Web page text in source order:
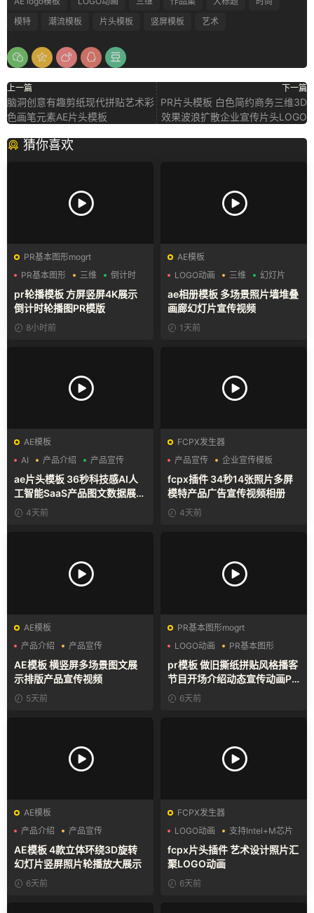
模特
潮流模板 片头模板 竖屏模板 艺术
上一篇
脑洞创意有趣剪纸现代拼贴艺术彩
色画笔元素AE片头模板
下一篇
PR片头模板 白色简约商务三维3D
效果波浪扩散企业宣传片头LOGO
猜你喜欢
PR基本图形mogrt
PR基本图形
三维 倒计时
pr轮播模板 方屏竖屏4K展示
倒计时轮播图PR模版
8小时前
AE模板
LOGO动画
三维 幻灯片
ae相册模板 多场景照片墙堆叠
画廊幻灯片宣传视频
1天前
AE模板
AI
产品介绍 产品宣传
ae片头模板 36秒科技感AI人
工智能SaaS产品图文数据展示
宣传视频AE模板
4天前
FCPX发生器
产品宣传
企业宣传模板
分屏模板
fcpx插件 34秒14张照片多屏
模特产品广告宣传视频相册
4天前
AE模板
产品介绍
产品宣传
产品展示
AE模板 横竖屏多场景图文展
示排版产品宣传视频
5天前
PR基本图形mogrt
LOGO动画
PR基本图形
复古风
pr模板 做旧撕纸拼贴风格播客
节目开场介绍动态宣传动画PR
模版6天前
AE模板
产品介绍
产品宣传
产品展示
AE模板 4款立体环绕3D旋转
幻灯片竖屏照片轮播放大展示
6天前
FCPX发生器
LOGO动画
支持Intel+M芯片
汇聚
fcpx片头插件 艺术设计照片汇
聚LOGO动画
6天前